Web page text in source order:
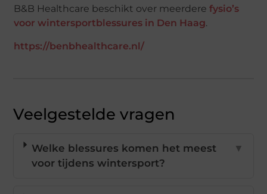
B&B Healthcare beschikt over meerderefysio’s
voor wintersportblessures in Den Haag.
https://benbhealthcare.nl/
Veelgestelde vragen
Welke blessures komen het meest
voor tijdens wintersport?
▼